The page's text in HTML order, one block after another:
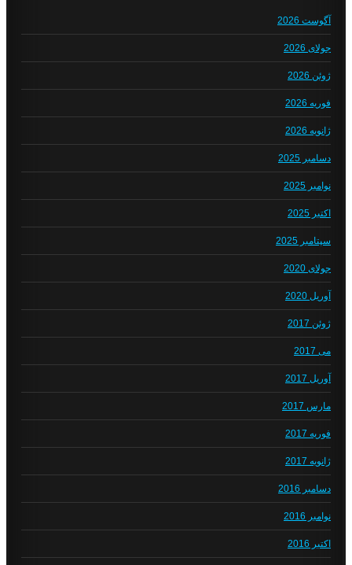
آگوست 2026
جولای 2026
ژوئن 2026
فوریه 2026
ژانویه 2026
دسامبر 2025
نوامبر 2025
اکتبر 2025
سپتامبر 2025
جولای 2020
آوریل 2020
ژوئن 2017
می 2017
آوریل 2017
مارس 2017
فوریه 2017
ژانویه 2017
دسامبر 2016
نوامبر 2016
اکتبر 2016